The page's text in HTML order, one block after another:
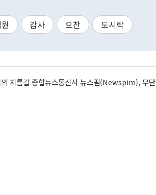
감사 오찬 도시락
지름길 종합뉴스통신사 뉴스핌(Newspim), 무